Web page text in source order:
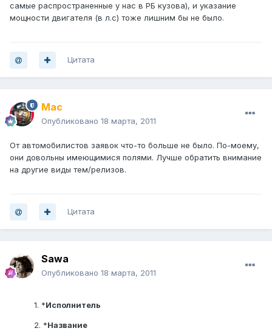
самые распространенные у нас в РБ кузова), и указание
мощности двигателя (в л.с) тоже лишним бы не было.
Цитата
Mac
Опубликовано 18 марта, 2011
От автомобилистов заявок что-то больше не было. По-моему,
они довольны имеющимися полями. Лучше обратить внимание
на другие виды тем/релизов.
Цитата
Sawa
Опубликовано 18 марта, 2011
1. *Исполнитель
2. *Название